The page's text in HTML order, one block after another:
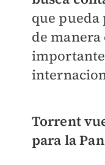
que
de
Torrent
para la